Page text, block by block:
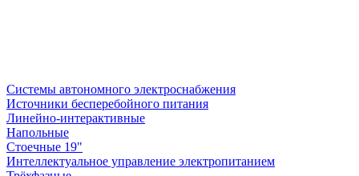
Системы автономного электроснабжения
Источники бесперебойного питания
Линейно-интерактивные
Напольные
Стоечные 19"
Интеллектуальное управление электропитанием